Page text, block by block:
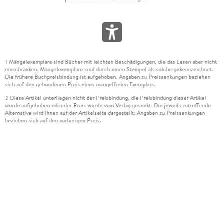
1 Mängelexemplare sind Bücher mit leichten Beschädigungen, die das Lesen aber nicht
einschränken. Mängelexemplare sind durch einen Stempel als solche gekennzeichnet.
Die frühere Buchpreisbindung ist aufgehoben. Angaben zu Preissenkungen beziehen
sich auf den gebundenen Preis eines mangelfreien Exemplars.
2 Diese Artikel unterliegen nicht der Preisbindung, die Preisbindung dieser Artikel
wurde aufgehoben oder der Preis wurde vom Verlag gesenkt. Die jeweils zutreffende
Alternative wird Ihnen auf der Artikelseite dargestellt. Angaben zu Preissenkungen
beziehen sich auf den vorherigen Preis.